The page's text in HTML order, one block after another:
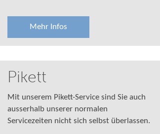
Mehr Infos
Pikett
Mit unserem Pikett-Service sind Sie auch
ausserhalb unserer normalen
Servicezeiten nicht sich selbst überlassen.